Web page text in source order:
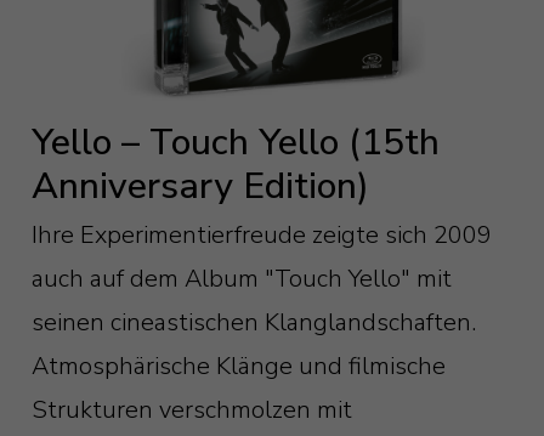
Yello – Touch Yello (15th
Anniversary Edition)
Ihre Experimentierfreude zeigte sich 2009
auch auf dem Album "Touch Yello" mit
seinen cineastischen Klanglandschaften.
Atmosphärische Klänge und filmische
Strukturen verschmolzen mit